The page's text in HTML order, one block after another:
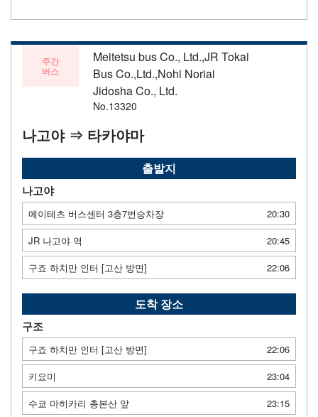
주간
버스
Meitetsu bus Co., Ltd.,JR Tokai
Bus Co.,Ltd.,Nohi Noriai
Jidosha Co., Ltd.
No.13320
나고야 ⇒ 타카야마
출발지
나고야
메이테츠 버스센터 3층7번승차장
20:30
JR 나고야 역
20:45
구죠 하치만 인터 [고산 방면]
22:06
도착 장소
구조
구죠 하치만 인터 [고산 방면]
22:06
키요미
23:04
수쿄 마히카리 총본산 앞
23:15